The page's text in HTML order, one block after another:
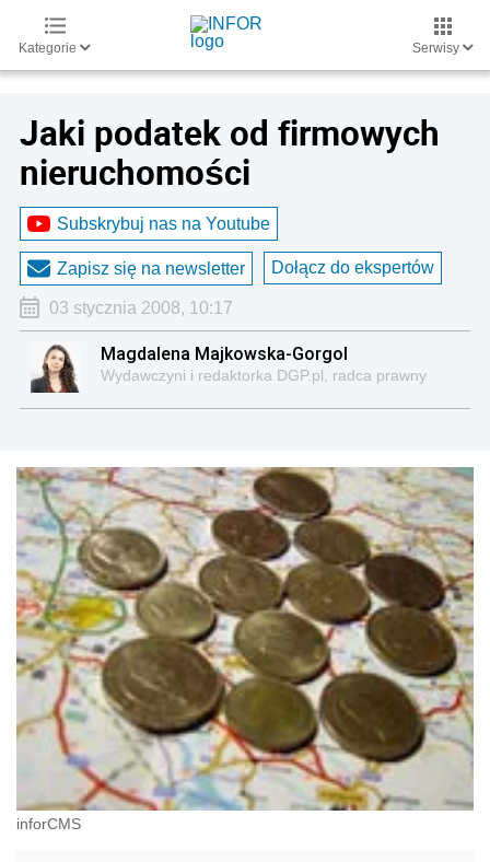
Kategorie Serwisy
Jaki podatek od firmowych
nieruchomości
Subskrybuj nas na Youtube
Zapisz się na newsletter Dołącz do ekspertów
03 stycznia 2008, 10:17
Magdalena Majkowska-Gorgol
Wydawczyni i redaktorka DGP.pl, radca prawny
inforCMS